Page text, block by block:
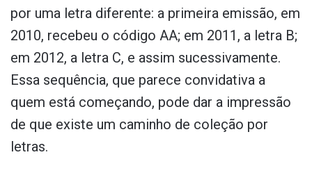
por uma letra diferente: a primeira emissão, em
2010, recebeu o código AA; em 2011, a letra B;
em 2012, a letra C, e assim sucessivamente.
Essa sequência, que parece convidativa a
quem está começando, pode dar a impressão
de que existe um caminho de coleção por
letras.